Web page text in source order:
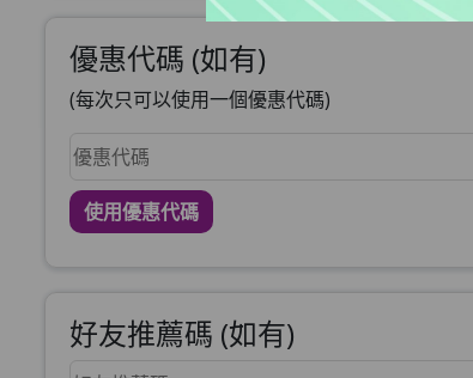
優惠代碼 (如有)
(每次只可以使用一個優惠代碼)
使用優惠代碼
好友推薦碼 (如有)